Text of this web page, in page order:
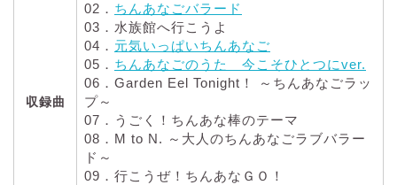
収録曲
02． ちんあなごバラード
03．水族館へ行こうよ
04． 元気いっぱいちんあなご
05． ちんあなごのうた 今こそひとつにver.
06．Garden Eel Tonight！ ～ちんあなごラッ
プ～
07．うごく！ちんあな棒のテーマ
08．M to N. ～大人のちんあなごラブバラー
ド～
09．行こうぜ！ちんあなＧＯ！